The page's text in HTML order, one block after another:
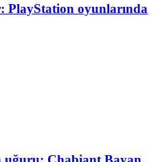
oyunlarında